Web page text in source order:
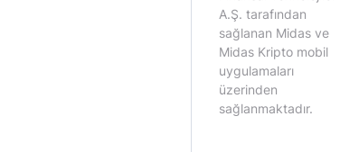
A.Ş. tarafından
sağlanan Midas ve
Midas Kripto mobil
uygulamaları
üzerinden
sağlanmaktadır.